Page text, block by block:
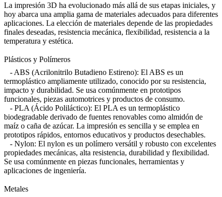
La impresión 3D ha evolucionado más allá de sus etapas iniciales, y
hoy abarca una amplia gama de materiales adecuados para diferentes
aplicaciones. La elección de materiales depende de las propiedades
finales deseadas, resistencia mecánica, flexibilidad, resistencia a la
temperatura y estética.
Plásticos y Polímeros
- ABS (Acrilonitrilo Butadieno Estireno): El ABS es un
termoplástico ampliamente utilizado, conocido por su resistencia,
impacto y durabilidad. Se usa comúnmente en prototipos
funcionales, piezas automotrices y productos de consumo.
- PLA (Ácido Poliláctico): El PLA es un termoplástico
biodegradable derivado de fuentes renovables como almidón de
maíz o caña de azúcar. La impresión es sencilla y se emplea en
prototipos rápidos, entornos educativos y productos desechables.
- Nylon: El nylon es un polímero versátil y robusto con excelentes
propiedades mecánicas, alta resistencia, durabilidad y flexibilidad.
Se usa comúnmente en piezas funcionales, herramientas y
aplicaciones de ingeniería.
Metales